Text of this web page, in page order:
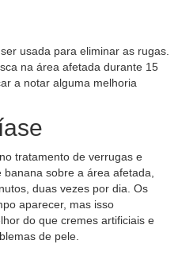
usada para eliminar as rugas.
na área afetada durante 15
a notar alguma melhoria
tratamento de verrugas e
sobre a área afetada,
duas vezes por dia. Os
aparecer, mas isso
do que cremes artificiais e
de pele.